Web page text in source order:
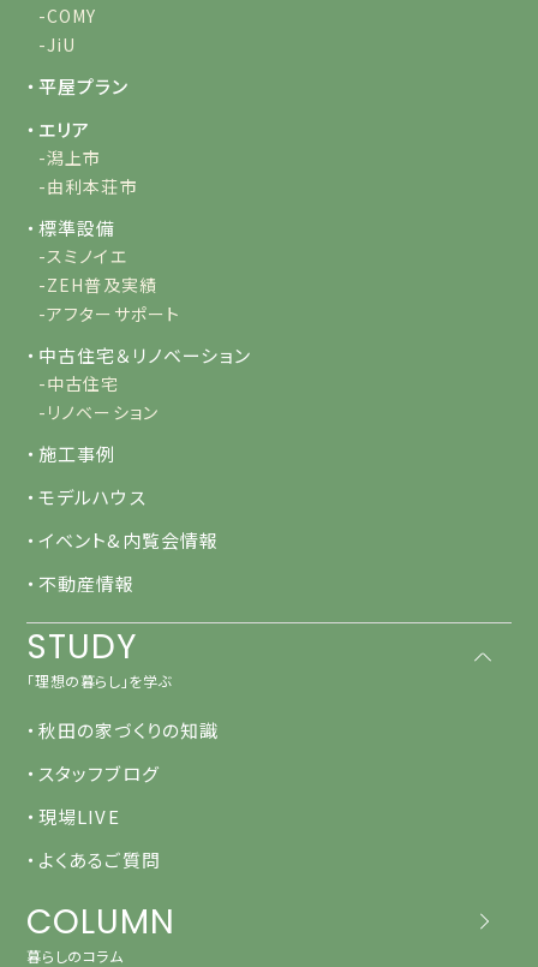
-COMY
-JiU
・平屋プラン
・エリア
-潟上市
-由利本荘市
・標準設備
-スミノイエ
-ZEH普及実績
-アフターサポート
・中古住宅＆リノベーション
-中古住宅
-リノベーション
・施工事例
・モデルハウス
・イベント&内覧会情報
・不動産情報
STUDY
「理想の暮らし」を学ぶ
・秋田の家づくりの知識
・スタッフブログ
・現場LIVE
・よくあるご質問
COLUMN
暮らしのコラム